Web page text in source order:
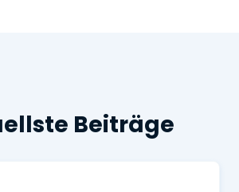
Beiträge